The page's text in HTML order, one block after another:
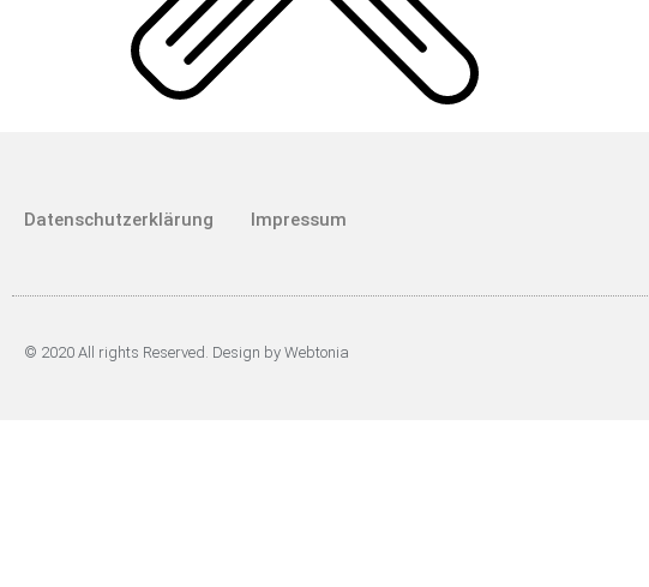
Datenschutzerklärung Impressum
© 2020 All rights Reserved. Design by Webtonia